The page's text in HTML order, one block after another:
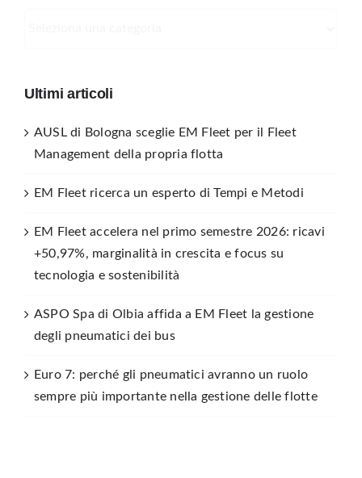
Ultimi articoli
AUSL di Bologna sceglie EM Fleet per il Fleet
Management della propria flotta
EM Fleet ricerca un esperto di Tempi e Metodi
EM Fleet accelera nel primo semestre 2026: ricavi
+50,97%, marginalità in crescita e focus su
tecnologia e sostenibilità
ASPO Spa di Olbia affida a EM Fleet la gestione
degli pneumatici dei bus
Euro 7: perché gli pneumatici avranno un ruolo
sempre più importante nella gestione delle flotte